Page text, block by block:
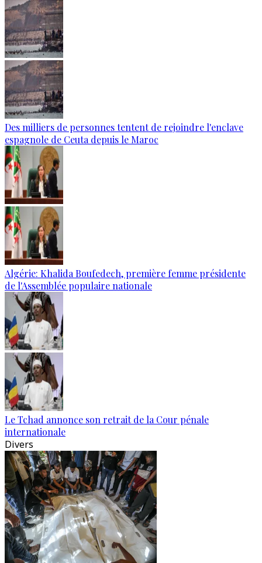
Des milliers de personnes tentent de rejoindre l'enclave
espagnole de Ceuta depuis le Maroc
Algérie: Khalida Boufedech, première femme présidente
de l'Assemblée populaire nationale
Le Tchad annonce son retrait de la Cour pénale
internationale
Divers